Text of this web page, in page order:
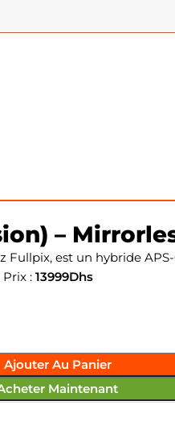
–
Fullpix, est un hybride
Prix :13999Dhs
Ajouter Au Panier
Maintenant